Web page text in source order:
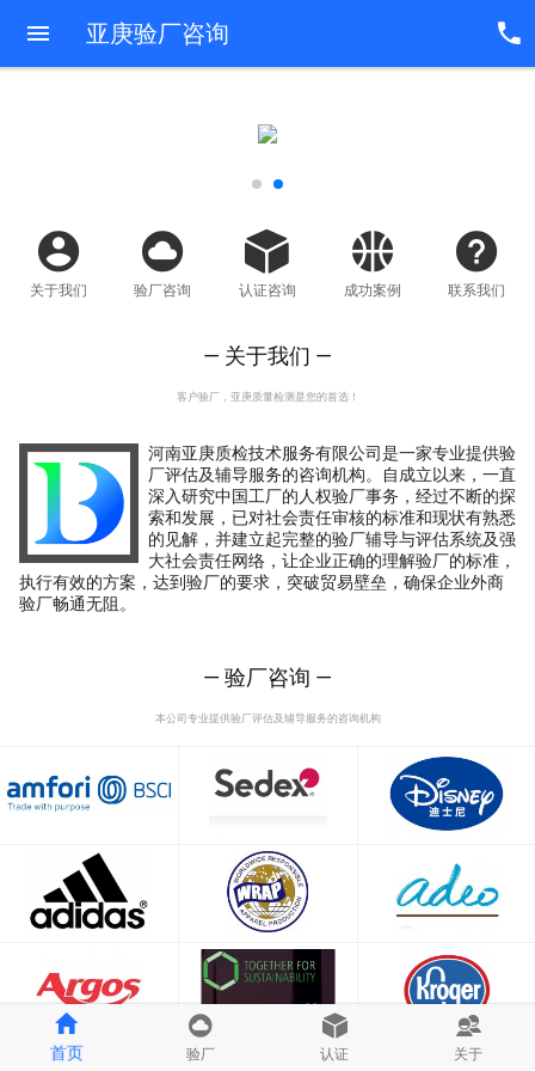
首页 验厂 认证 关于
亚庚验厂咨询
关于我们 验厂咨询 认证咨询 成功案例 联系我们
— 关于我们 —
客户验厂，亚庚质量检测是您的首选！
河南亚庚质检技术服务有限公司是一家专业提供验
厂评估及辅导服务的咨询机构。自成立以来，一直
深入研究中国工厂的人权验厂事务，经过不断的探
索和发展，已对社会责任审核的标准和现状有熟悉
的见解，并建立起完整的验厂辅导与评估系统及强
大社会责任网络，让企业正确的理解验厂的标准，
执行有效的方案，达到验厂的要求，突破贸易壁垒，确保企业外商
验厂畅通无阻。
— 验厂咨询 —
本公司专业提供验厂评估及辅导服务的咨询机构